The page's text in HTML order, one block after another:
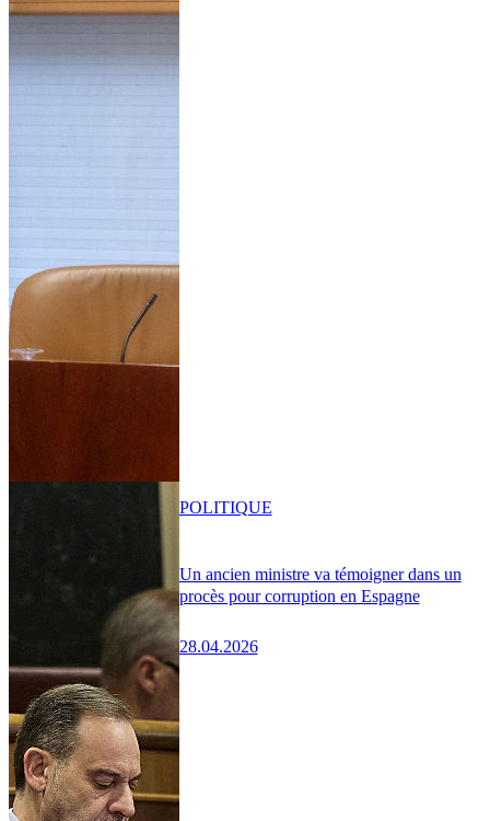
Un ancien ministre va témoigner dans un
procès pour corruption en Espagne
28.04.2026
POLITIQUE